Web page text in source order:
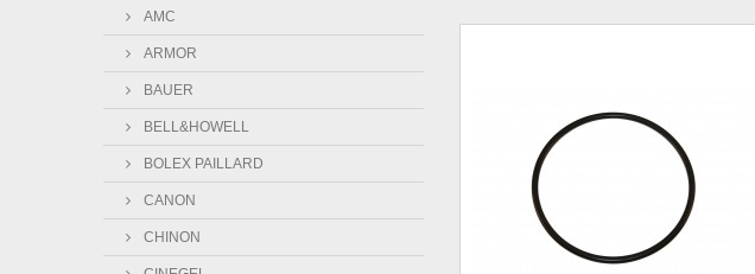
AMC
ARMOR
BAUER
BELL&HOWELL
BOLEX PAILLARD
CANON
CHINON